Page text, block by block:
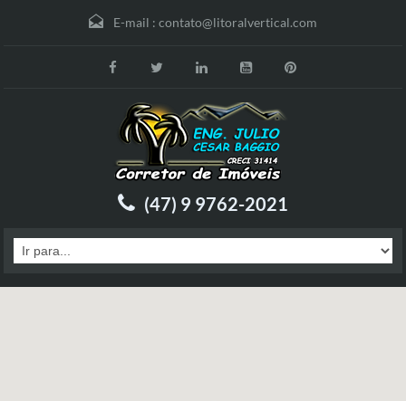
E-mail : contato@litoralvertical.com
(47) 9 9762-2021